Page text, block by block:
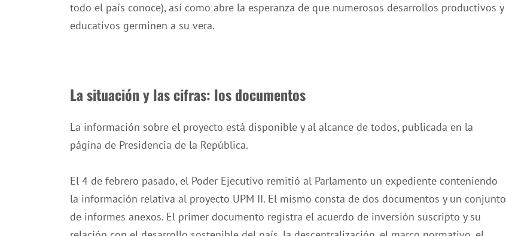
todo el país conoce), así como abre la esperanza de que numerosos desarrollos productivos y
educativos germinen a su vera.
La situación y las cifras: los documentos
La información sobre el proyecto está disponible y al alcance de todos, publicada en la
página de Presidencia de la República.
El 4 de febrero pasado, el Poder Ejecutivo remitió al Parlamento un expediente conteniendo
la información relativa al proyecto UPM II. El mismo consta de dos documentos y un conjunto
de informes anexos. El primer documento registra el acuerdo de inversión suscripto y su